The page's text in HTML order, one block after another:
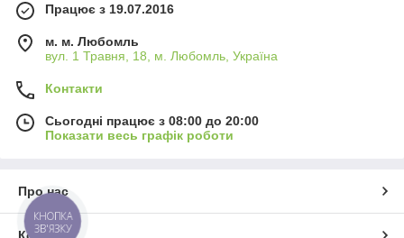
Працює з 19.07.2016
м. м. Любомль
вул. 1 Травня, 18, м. Любомль, Україна
Контакти
Сьогодні працює з 08:00 до 20:00
Показати весь графік роботи
Про нас
КНОПКА
ЗВ'ЯЗКУ